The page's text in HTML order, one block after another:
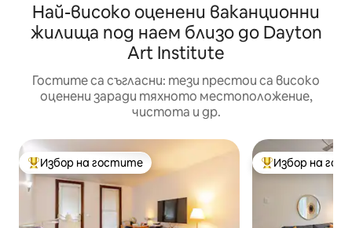
Най-високо оценени ваканционни
жилища под наем близо до Dayton
Art Institute
Гостите са съгласни: тези престои са високо
оценени заради тяхното местоположение,
чистота и др.
Най-популярен избор на гостите
Избор на гостите Най-популярен
Избор на